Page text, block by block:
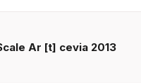
Ignazio Fresu Cento Scale Ar [t] cevia 2013